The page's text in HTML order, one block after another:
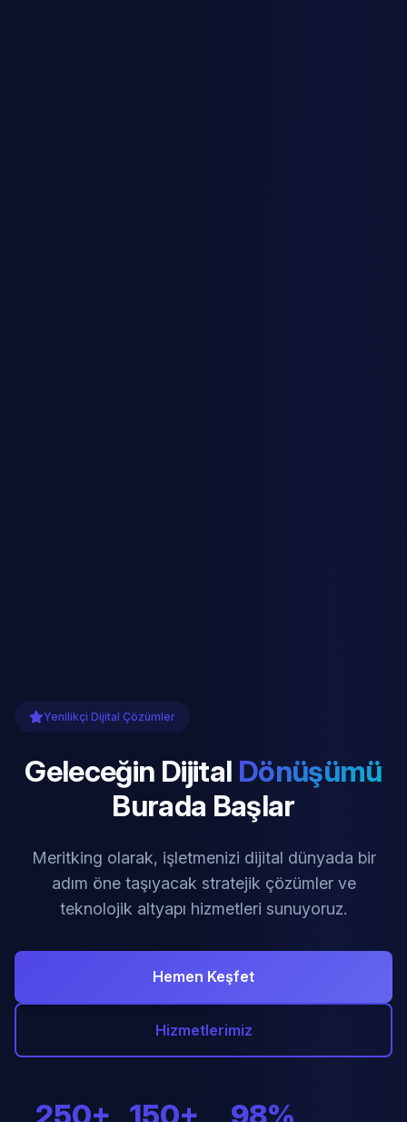
Yenilikçi Dijital Çözümler
Geleceğin Dijital Dönüşümü
Burada Başlar
Meritking olarak, işletmenizi dijital dünyada bir
adım öne taşıyacak stratejik çözümler ve
teknolojik altyapı hizmetleri sunuyoruz.
Hemen Keşfet
Hizmetlerimiz